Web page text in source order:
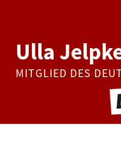
Ulla
MITGLIED DES